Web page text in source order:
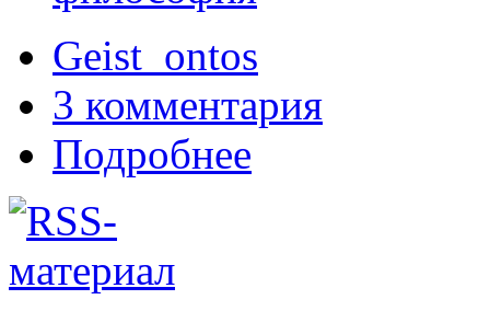
Geist_ontos
3 комментария
Подробнее